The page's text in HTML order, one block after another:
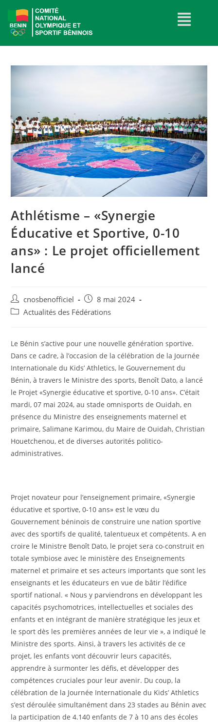
Athlétisme – «Synergie
Éducative et Sportive, 0-10
ans» : Le projet officiellement
lancé
cnosbenofficiel
8 mai 2024
Actualités des Fédérations
Le Bénin s’active pour une nouvelle génération sportive.
Dans ce cadre, à l’occasion de la célébration de la Journée
Internationale du Kids’ Athletics, le Gouvernement du
Bénin, à travers le Ministre des sports, Benoît Dato, a lancé
le Projet «Synergie éducative et sportive, 0-10 ans». C’était
mardi, 07 mai 2024, au stade omnisports de Ouidah, en
présence du Ministre des enseignements maternel et
primaire, Salimane Karimou, du Maire de Ouidah, Christian
Houetchenou, et de diverses autorités politico-
administratives.
Projet novateur pour l’enseignement primaire, «Synergie
éducative et sportive, 0-10 ans» est le vœu du
Gouvernement béninois de construire une nation sportive
avec des sportifs de qualité, talentueux et compétents. A en
croire le Ministre Benoît Dato, le projet sera co-construit en
totale symbiose avec le ministère des Enseignements
maternel et primaire et ses acteurs importants que sont les
enseignants et les éducateurs en vue de bâtir l’édifice
sportif national. « Nous y parviendrons en développant les
capacités psychomotrices, intellectuelles et sociales des
enfants et en intégrant de manière stratégique les jeux et
le sport dès les premières années de leur vie », a indiqué le
Ministre des sports. Ainsi, à travers les activités de ce
projet, les enfants vont découvrir leurs capacités,
apprendre à surmonter les défis, et développer des
compétences cruciales pour leur avenir. Du coup, la
célébration de la Journée Internationale du Kids’ Athletics
s’est déroulée simultanément dans 23 stades au Bénin avec
la participation de 4.140 enfants de 7 à 10 ans des écoles